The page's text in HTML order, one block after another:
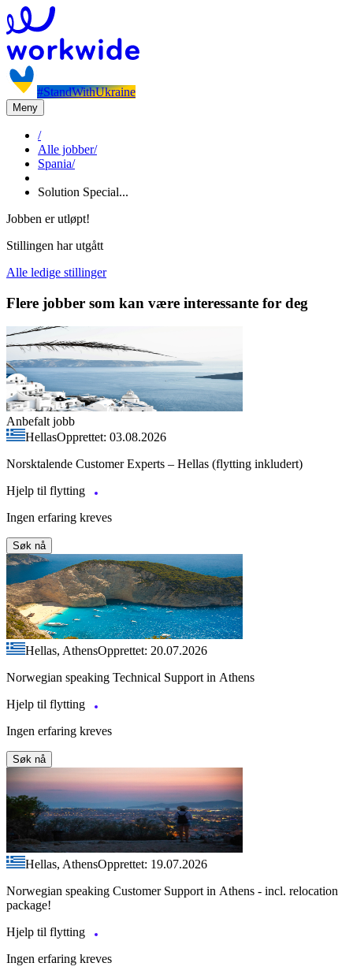
#StandWithUkraine
Meny
/
Alle jobber/
Spania/
Solution Special...
Jobben er utløpt!
Stillingen har utgått
Alle ledige stillinger
Flere jobber som kan være interessante for deg
Anbefalt jobb
HellasOpprettet: 03.08.2026
Norsktalende Customer Experts – Hellas (flytting inkludert)
Hjelp til flytting
Ingen erfaring kreves
Søk nå
Hellas, AthensOpprettet: 20.07.2026
Norwegian speaking Technical Support in Athens
Hjelp til flytting
Ingen erfaring kreves
Søk nå
Hellas, AthensOpprettet: 19.07.2026
Norwegian speaking Customer Support in Athens - incl. relocation
package!
Hjelp til flytting
Ingen erfaring kreves